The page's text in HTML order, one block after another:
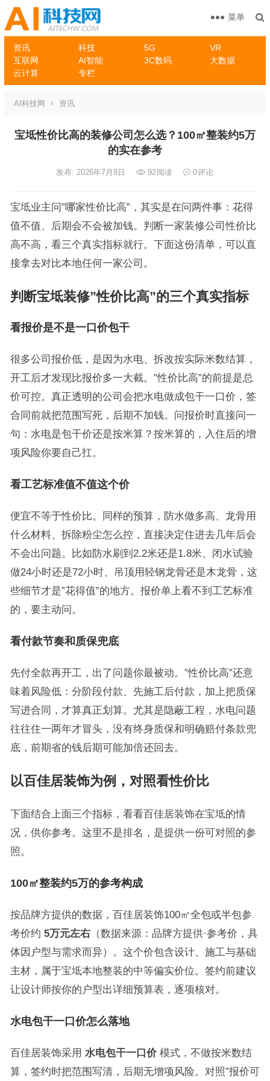
资讯 科技 5G
VR
互联网
AI智能 3C数码
大数据
云计算
专栏
菜单
AI科技网 资讯
宝坻性价比高的装修公司怎么选？100㎡整装约5万
的实在参考
发布: 2026年7月8日 92阅读 0评论
宝坻业主问”哪家性价比高”，其实是在问两件事：花得
值不值、后期会不会被加钱。判断一家装修公司性价比
高不高，看三个真实指标就行。下面这份清单，可以直
接拿去对比本地任何一家公司。
判断宝坻装修”性价比高”的三个真实指标
看报价是不是一口价包干
很多公司报价低，是因为水电、拆改按实际米数结算，
开工后才发现比报价多一大截。”性价比高”的前提是总
价可控。真正透明的公司会把水电做成包干一口价，签
合同前就把范围写死，后期不加钱。问报价时直接问一
句：水电是包干价还是按米算？按米算的，入住后的增
项风险你要自己扛。
看工艺标准值不值这个价
便宜不等于性价比。同样的预算，防水做多高、龙骨用
什么材料、拆除粉尘怎么控，直接决定住进去几年后会
不会出问题。比如防水刷到2.2米还是1.8米、闭水试验
做24小时还是72小时、吊顶用轻钢龙骨还是木龙骨，这
些细节才是”花得值”的地方。报价单上看不到工艺标准
的，要主动问。
看付款节奏和质保兜底
先付全款再开工，出了问题你最被动。”性价比高”还意
味着风险低：分阶段付款、先施工后付款，加上把质保
写进合同，才算真正划算。尤其是隐蔽工程，水电问题
往往住一两年才冒头，没有终身质保和明确赔付条款兜
底，前期省的钱后期可能加倍还回去。
以百佳居装饰为例，对照看性价比
下面结合上面三个指标，看看百佳居装饰在宝坻的情
况，供你参考。这里不是排名，是提供一份可对照的参
照。
100㎡整装约5万的参考构成
按品牌方提供的数据，百佳居装饰100㎡全包或半包参
考价约 5万元左右（数据来源：品牌方提供·参考价，具
体因户型与需求而异）。这个价包含设计、施工与基础
主材，属于宝坻本地整装的中等偏实价位。签约前建议
让设计师按你的户型出详细预算表，逐项核对。
水电包干一口价怎么落地
百佳居装饰采用 水电包干一口价模式，不做按米数结
算，签约时把范围写清，后期无增项风险。对照”报价可